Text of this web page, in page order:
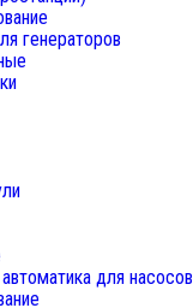
генераторов
для насосов